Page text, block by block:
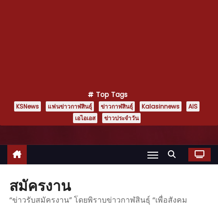
Top Tags
KSNews แฟนข่าวกาฬสินธุ์ ข่าวกาฬสินธุ์ Kalasinnews
AIS
เอไอเอส
ข่าวประจำวัน
สมัครงาน
“ข่าวรับสมัครงาน” โดยพิราบข่าวกาฬสินธุ์ “เพื่อสังคม